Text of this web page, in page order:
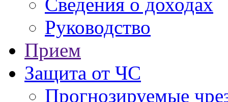
Руководство
Прием
Защита от ЧС
Прогнозируемые